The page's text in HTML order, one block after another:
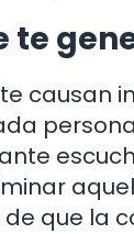
te
causan
que la